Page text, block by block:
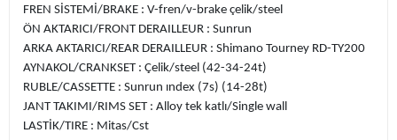
FREN SİSTEMİ/BRAKE : V-fren/v-brake çelik/steel
ÖN AKTARICI/FRONT DERAILLEUR : Sunrun
ARKA AKTARICI/REAR DERAILLEUR : Shimano Tourney RD-TY200
AYNAKOL/CRANKSET : Çelik/steel (42-34-24t)
RUBLE/CASSETTE : Sunrun ındex (7s) (14-28t)
JANT TAKIMI/RIMS SET : Alloy tek katlı/Single wall
LASTİK/TIRE : Mitas/Cst